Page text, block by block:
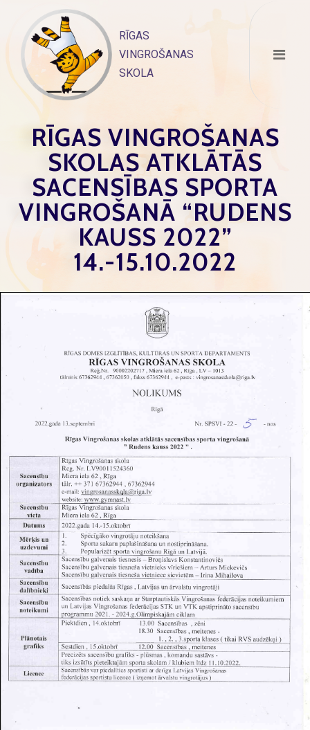
content
RĪGAS
VINGROŠANAS
SKOLA
RĪGAS VINGROŠANAS
SKOLAS ATKLĀTĀS
SACENSĪBAS SPORTA
VINGROŠANĀ “RUDENS
KAUSS 2022”
14.-15.10.2022